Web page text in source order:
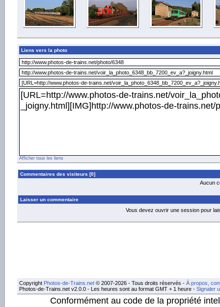
Liens vers la photo
Afficher tous les liens
Commentaires des visiteurs [0]
Aucun
Laisser un commentaire
Vous devez ouvrir une session pour
Copyright Photos-de-Trains.net © 2007-2026 - Tous droits réservés - À propos,
Photos-de-Trains.net v2.0.0 - Les heures sont au format GMT + 1 heure - Signaler
Conformément au code de la propriété